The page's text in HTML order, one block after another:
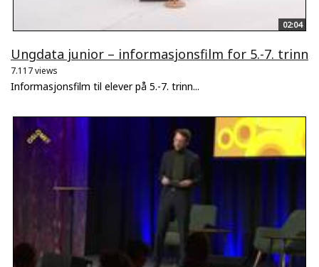
02:04
Ungdata junior – informasjonsfilm for 5.-7. trinn
7.117 views
Informasjonsfilm til elever på 5.-7. trinn...